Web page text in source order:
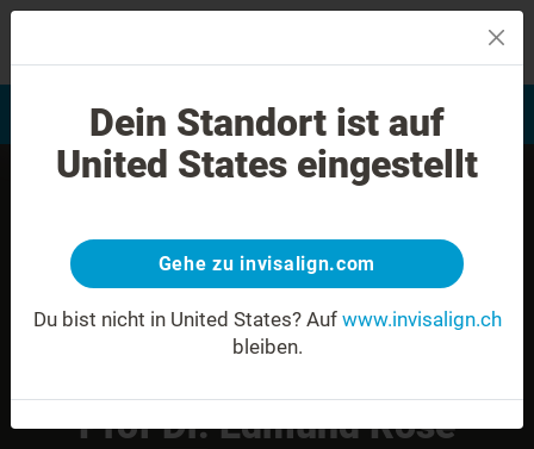
Bewertung Ihres Lächelns Invisalign Anwender finden
Prof Dr. Edmund Rose
Dein Standort ist auf
United States eingestellt
Gehe zu invisalign.com
Du bist nicht in United States? Auf www.invisalign.ch
bleiben.